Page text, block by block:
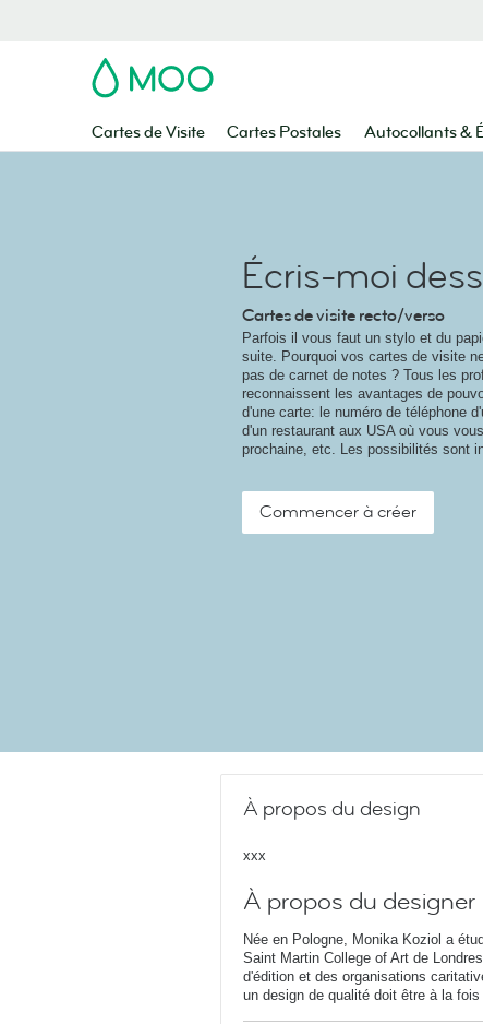
MOO
Cartes de Visite Cartes Postales Autocollants &
Écris-moi
Cartes de visite recto/verso
Parfois il vous faut un stylo et du
suite. Pourquoi vos cartes de visite
pas de carnet de notes ? Tous les
reconnaissent les avantages de
d'une carte: le numéro de téléphone
d'un restaurant aux USA où vous
prochaine, etc. Les possibilités sont
Commencer à créer
À propos du design
xxx
À propos du designer
Née en Pologne, Monika Koziol a
Saint Martin College of Art de
d'édition et des organisations
un design de qualité doit être à la fois